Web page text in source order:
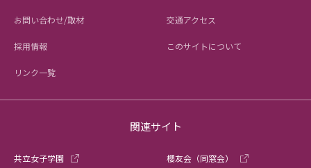
お問い合わせ/取材 交通アクセス
採用情報 このサイトについて
リンク一覧
関連サイト
共立女子学園 櫻友会（同窓会）